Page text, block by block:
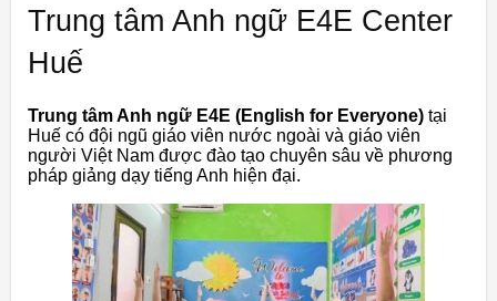
Trung tâm Anh ngữ E4E Center
Huế
Trung tâm Anh ngữ E4E (English for Everyone) tại
Huế có đội ngũ giáo viên nước ngoài và giáo viên
người Việt Nam được đào tạo chuyên sâu về phương
pháp giảng dạy tiếng Anh hiện đại.